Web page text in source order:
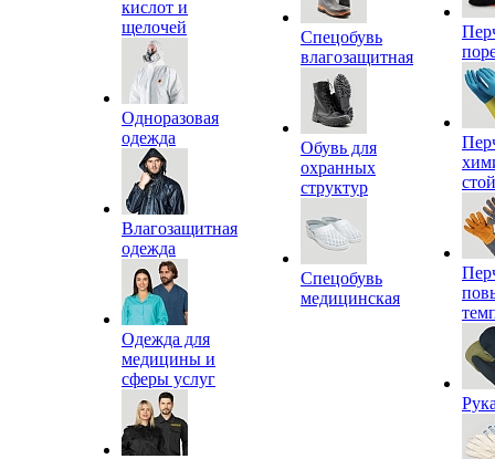
кислот и
щелочей
Одноразовая
одежда
Влагозащитная
одежда
Одежда для
медицины и
сферы услуг
Спецобувь
влагозащитная
Обувь для
охранных
структур
Спецобувь
медицинская